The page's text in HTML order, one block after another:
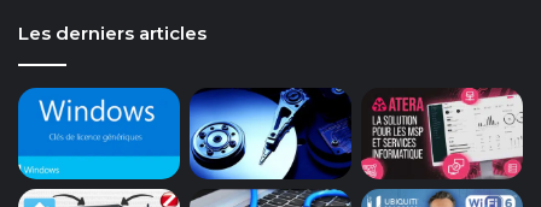
Les derniers articles